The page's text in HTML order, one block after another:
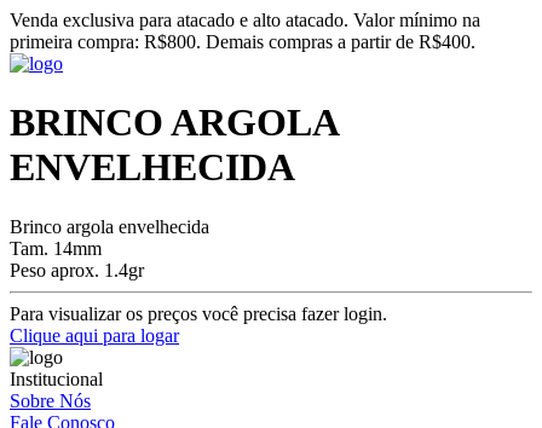
Venda exclusiva para atacado e alto atacado. Valor mínimo na
primeira compra: R$800. Demais compras a partir de R$400.
BRINCO ARGOLA
ENVELHECIDA
Brinco argola envelhecida
Tam. 14mm
Peso aprox. 1.4gr
Para visualizar os preços você precisa fazer login.
Clique aqui para logar
Institucional
Sobre Nós
Fale Conosco